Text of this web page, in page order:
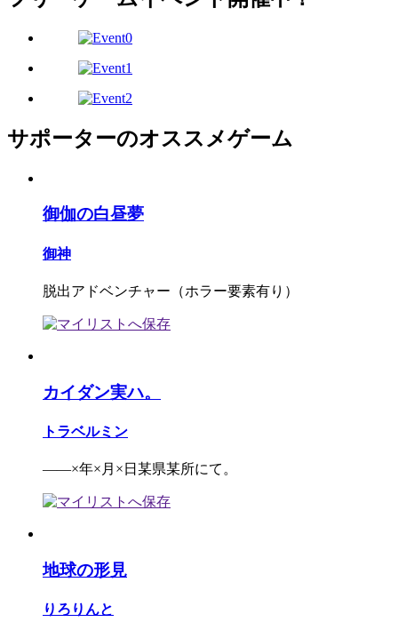
サポーターのオススメゲーム
御伽の白昼夢
御神
脱出アドベンチャー（ホラー要素有り）
カイダン実ハ。
トラベルミン
――×年×月×日某県某所にて。
地球の形見
りろりんと